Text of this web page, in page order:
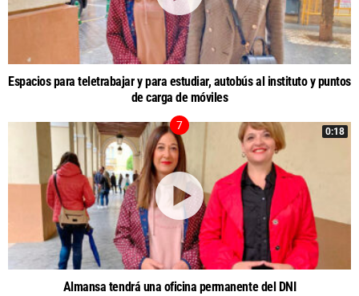
Espacios para teletrabajar y para estudiar, autobús al instituto y puntos
de carga de móviles
0:18
Almansa tendrá una oficina permanente del DNI